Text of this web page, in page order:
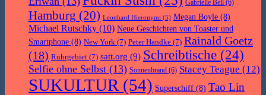
Gabrielle Bell (6)
Hamburg (20) Leonhard Hieronymi (5) Megan Boyle (8)
Michael Rutschky (10) Neue Geschichten von Toaster und
Smartphone (8) New York (7) Peter Handke (7) Rainald Goetz
(18) Ruhrgebiet (7) satt.org (9) Schreibtische (24)
Selfie ohne Selbst (13) Sonnenbrand (6) Stacey Teague (12)
SUKULTUR (54) Superschiff (8) Tao Lin